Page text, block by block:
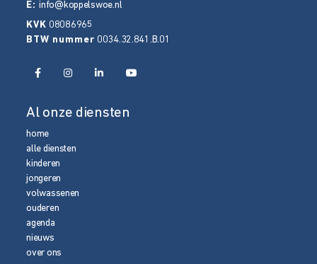
E:info@koppelswoe.nl
KVK 08086965
BTW nummer 0034.32.841.B.01
Al onze diensten
home
alle diensten
kinderen
jongeren
volwassenen
ouderen
agenda
nieuws
over ons